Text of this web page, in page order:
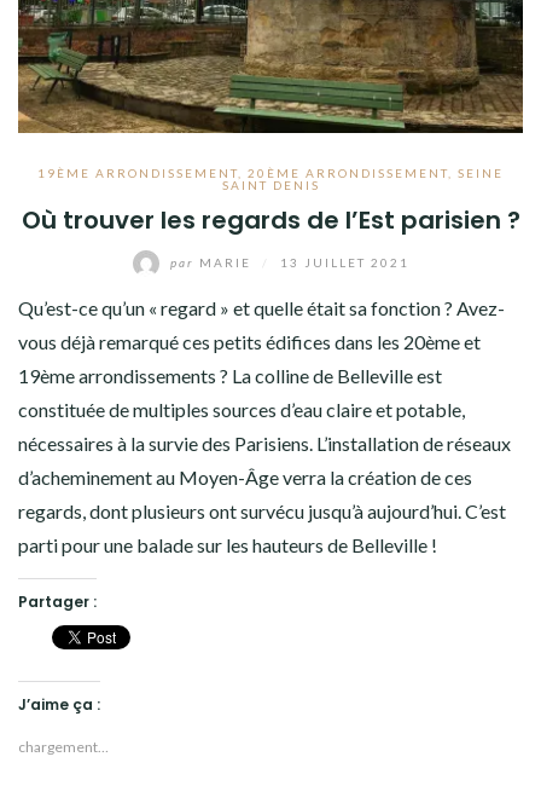
19ÈME ARRONDISSEMENT 20ÈME ARRONDISSEMENT
SEINE
SAINT DENIS
Où trouver les regards de l’Est parisien ?
par MARIE 13 JUILLET 2021
Qu’est-ce qu’un « regard » et quelle était sa fonction ? Avez-
vous déjà remarqué ces petits édifices dans les 20ème et
19ème arrondissements ? La colline de Belleville est
constituée de multiples sources d’eau claire et potable,
nécessaires à la survie des Parisiens. L’installation de réseaux
d’acheminement au Moyen-Âge verra la création de ces
regards, dont plusieurs ont survécu jusqu’à aujourd’hui. C’est
parti pour une balade sur les hauteurs de Belleville !
Partager :
J’aime ça :
chargement…